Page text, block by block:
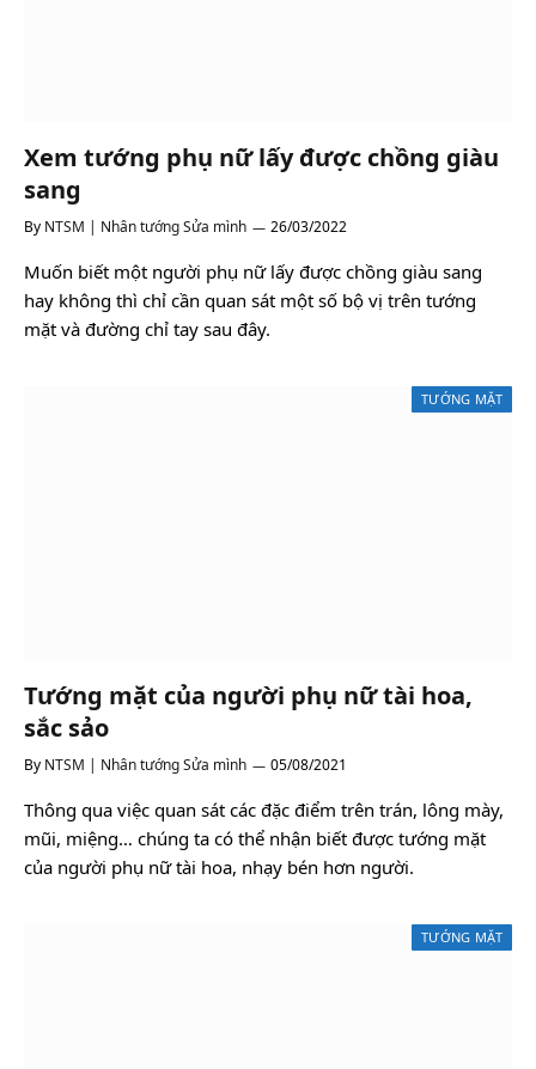
Xem tướng phụ nữ lấy được chồng giàu
sang
By NTSM | Nhân tướng Sửa mình 26/03/2022
Muốn biết một người phụ nữ lấy được chồng giàu sang
hay không thì chỉ cần quan sát một số bộ vị trên tướng
mặt và đường chỉ tay sau đây.
TƯỚNG MẶT
Tướng mặt của người phụ nữ tài hoa,
sắc sảo
By NTSM | Nhân tướng Sửa mình 05/08/2021
Thông qua việc quan sát các đặc điểm trên trán, lông mày,
mũi, miệng… chúng ta có thể nhận biết được tướng mặt
của người phụ nữ tài hoa, nhạy bén hơn người.
TƯỚNG MẶT